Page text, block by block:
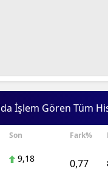
İşlem Gören Tüm
Son Fark%
9,18 0,77